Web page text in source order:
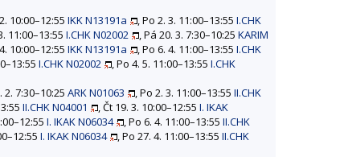
10:00–12:55 IKK N13191a , Po 2. 3. 11:00–13:55 I.CHK
11:00–13:55 I.CHK N02002 , Pá 20. 3. 7:30–10:25 KARIM
10:00–12:55 IKK N13191a , Po 6. 4. 11:00–13:55 I.CHK
I.CHK N02002 , Po 4. 5. 11:00–13:55 I.CHK
2. 7:30–10:25 ARK N01063 , Po 2. 3. 11:00–13:55 II.CHK
II.CHK N04001 , Čt 19. 3. 10:00–12:55 I. IKAK
I. IKAK N06034 , Po 6. 4. 11:00–13:55 II.CHK
I. IKAK N06034 , Po 27. 4. 11:00–13:55 II.CHK